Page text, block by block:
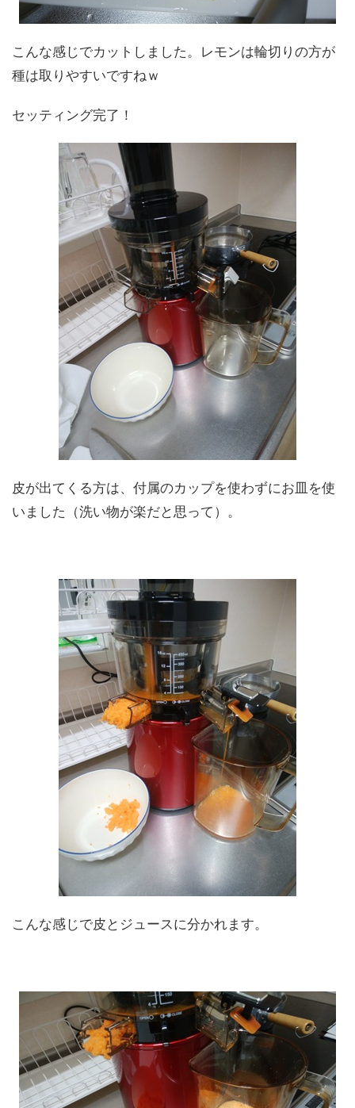
こんな感じでカットしました。レモンは輪切りの方が
種は取りやすいですねｗ
セッティング完了！
皮が出てくる方は、付属のカップを使わずにお皿を使
いました（洗い物が楽だと思って）。
こんな感じで皮とジュースに分かれます。